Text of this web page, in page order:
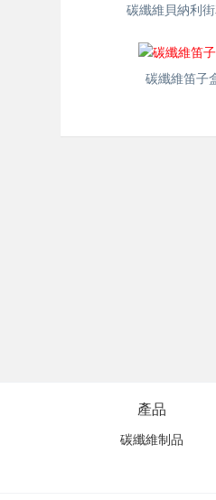
碳纖維貝納利
碳纖維笛子
產品
碳纖維制品